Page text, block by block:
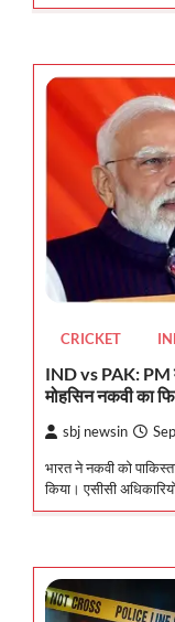
CRICKET
IND vs PAK: PM
मोहसिन नकवी का
sbj newsin
भारत ने नकवी को
किया। एसीसी